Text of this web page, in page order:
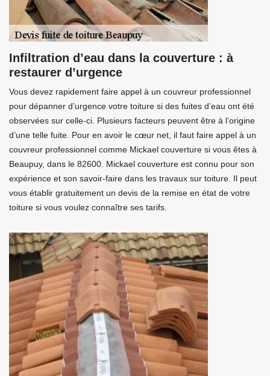
Infiltration d’eau dans la couverture : à
restaurer d’urgence
Vous devez rapidement faire appel à un couvreur professionnel
pour dépanner d’urgence votre toiture si des fuites d’eau ont été
observées sur celle-ci. Plusieurs facteurs peuvent être à l’origine
d’une telle fuite. Pour en avoir le cœur net, il faut faire appel à un
couvreur professionnel comme Mickael couverture si vous êtes à
Beaupuy, dans le 82600. Mickael couverture est connu pour son
expérience et son savoir-faire dans les travaux sur toiture. Il peut
vous établir gratuitement un devis de la remise en état de votre
toiture si vous voulez connaître ses tarifs.